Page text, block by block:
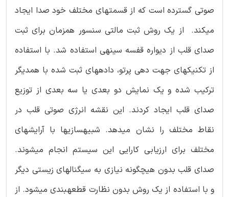
صوتی گسترده است که از قسمت­های مختلف خود صدا ایجاد
می­کند. از یک روش ثبت مالتی سنسور همزمان برای ثبت
صدای قلب از دیواره قفسه سینه­ی استفاده شد. با استفاده
از تکنیک­های جهت دهی پرتو، داده­های ثبت شده با همدیگر
ترکیب شده و یک نمایش دو بعدی یا سه بعدی از توزیع
صدای قلب ایجاد کردند. این نقشه انرژی صوتی قلب در
نقاط مختلف را نشان می­دهد. شبیه­سازی­ها با آرایش­های
مختلف برای ارزیابی کارایی این سیستم انجام می­شوند.
صدای قلب بدون هیچگونه نیازی به سیگنال­های زیستی دیگر
و با استفاده از یک روش بدون نظارت قطعه­بندی می­شود. از